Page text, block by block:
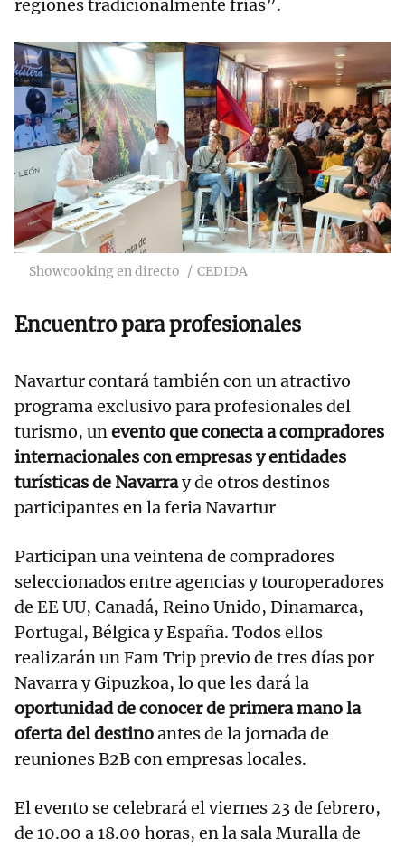
regiones tradicionalmente frías”.
Showcooking en directo CEDIDA
Encuentro para profesionales
Navartur contará también con un atractivo
programa exclusivo para profesionales del
turismo, unevento que conecta a compradores
internacionales con empresas y entidades
turísticas de Navarray de otros destinos
participantes en la feria Navartur
Participan una veintena de compradores
seleccionados entre agencias y touroperadores
de EE UU, Canadá, Reino Unido, Dinamarca,
Portugal, Bélgica y España. Todos ellos
realizarán un Fam Trip previo de tres días por
Navarra y Gipuzkoa, lo que les dará la
oportunidad de conocer de primera mano la
oferta del destinoantes de la jornada de
reuniones B2B con empresas locales.
El evento se celebrará el viernes 23 de febrero,
de 10.00 a 18.00 horas, en la sala Muralla de